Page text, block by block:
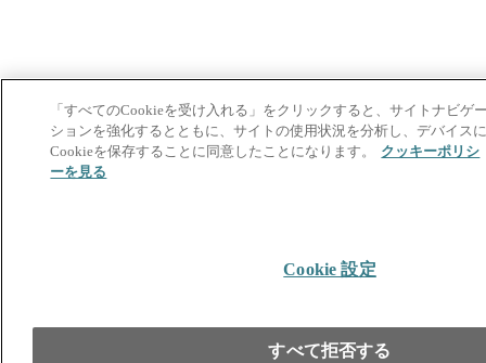
「すべてのCookieを受け入れる」をクリックすると、サイトナビゲ
ションを強化するとともに、サイトの使用状況を分析し、デバイス
Cookieを保存することに同意したことになります。
クッキーポリシ
ーを見る
Cookie 設定
すべて拒否する